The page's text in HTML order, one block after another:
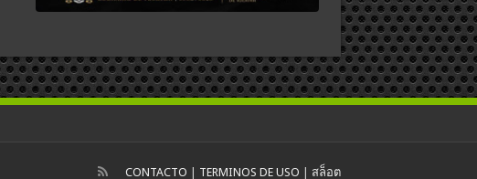
CONTACTO TERMINOS DE USO สล็อต